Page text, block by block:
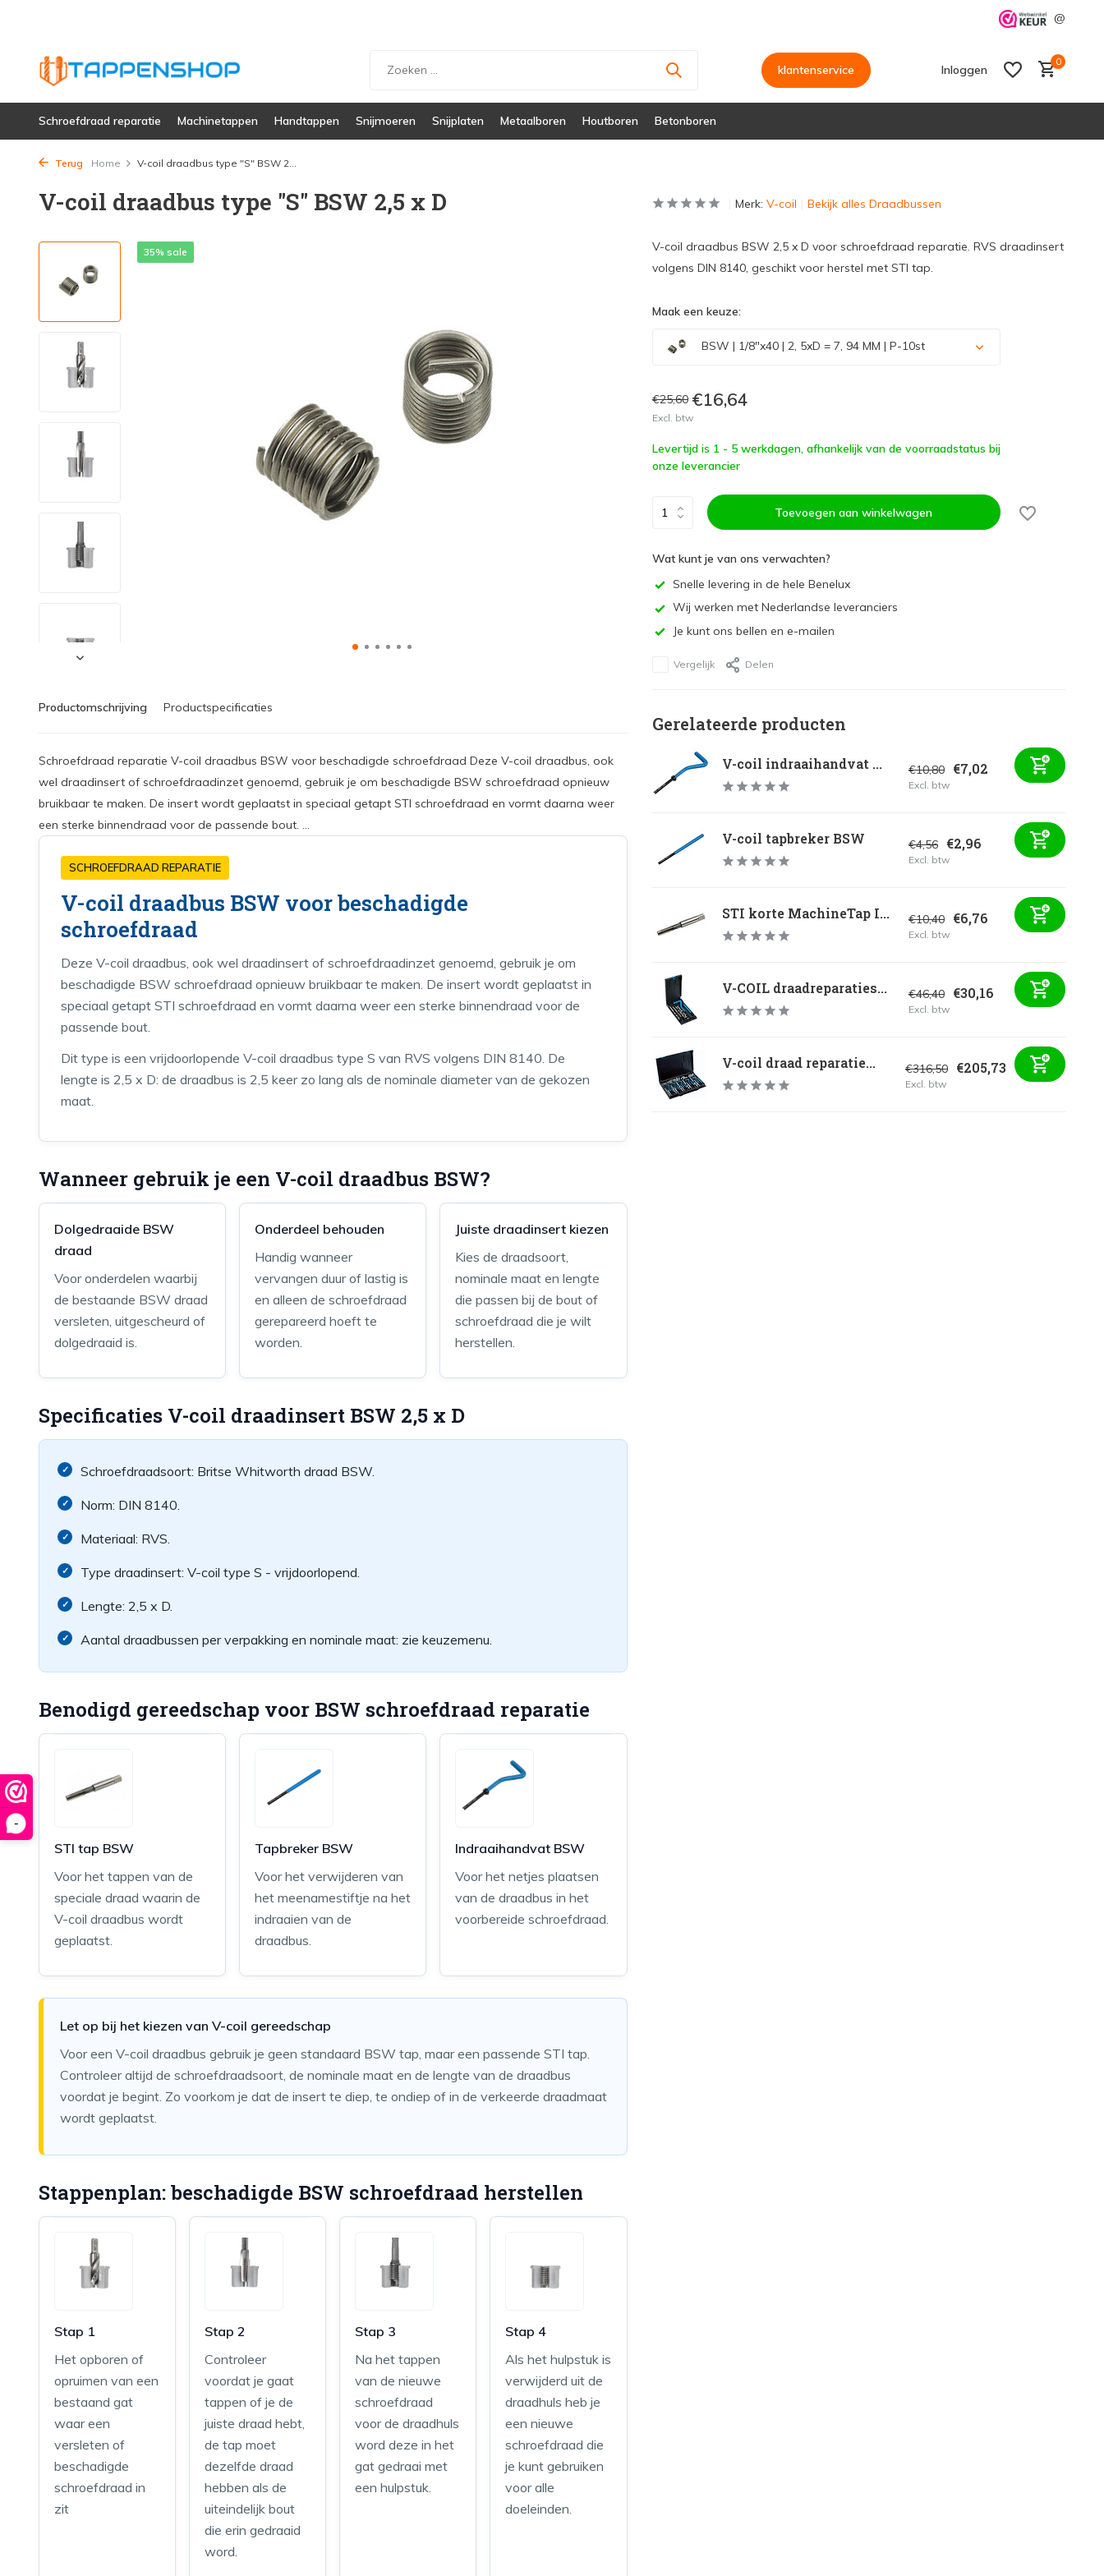
-
@
klantenservice Inloggen
0
Schroefdraad reparatie Machinetappen Handtappen Snijmoeren Snijplaten Metaalboren Houtboren Betonboren
Terug Home V-coil draadbus type "S" BSW 2...
V-coil draadbus type "S" BSW 2,5 x D
35% sale
Productomschrijving Productspecificaties
Schroefdraad reparatie V-coil draadbus BSW voor beschadigde schroefdraad Deze V-coil draadbus, ook
wel draadinsert of schroefdraadinzet genoemd, gebruik je om beschadigde BSW schroefdraad opnieuw
bruikbaar te maken. De insert wordt geplaatst in speciaal getapt STI schroefdraad en vormt daarna weer
een sterke binnendraad voor de passende bout. ...
SCHROEFDRAAD REPARATIE
V-coil draadbus BSW voor beschadigde
schroefdraad
Deze V-coil draadbus, ook wel draadinsert of schroefdraadinzet genoemd, gebruik je om
beschadigde BSW schroefdraad opnieuw bruikbaar te maken. De insert wordt geplaatst in
speciaal getapt STI schroefdraad en vormt daarna weer een sterke binnendraad voor de
passende bout.
Dit type is een vrijdoorlopende V-coil draadbus type S van RVS volgens DIN 8140. De
lengte is 2,5 x D: de draadbus is 2,5 keer zo lang als de nominale diameter van de gekozen
maat.
Wanneer gebruik je een V-coil draadbus BSW?
Dolgedraaide BSW
draad
Voor onderdelen waarbij
de bestaande BSW draad
versleten, uitgescheurd of
dolgedraaid is.
Onderdeel behouden
Handig wanneer
vervangen duur of lastig is
en alleen de schroefdraad
gerepareerd hoeft te
worden.
Juiste draadinsert kiezen
Kies de draadsoort,
nominale maat en lengte
die passen bij de bout of
schroefdraad die je wilt
herstellen.
Specificaties V-coil draadinsert BSW 2,5 x D
Schroefdraadsoort: Britse Whitworth draad BSW.
Norm: DIN 8140.
Materiaal: RVS.
Type draadinsert: V-coil type S - vrijdoorlopend.
Lengte: 2,5 x D.
Aantal draadbussen per verpakking en nominale maat: zie keuzemenu.
Benodigd gereedschap voor BSW schroefdraad reparatie
STI tap BSW
Voor het tappen van de
speciale draad waarin de
V-coil draadbus wordt
geplaatst.
Tapbreker BSW
Voor het verwijderen van
het meenamestiftje na het
indraaien van de
draadbus.
Indraaihandvat BSW
Voor het netjes plaatsen
van de draadbus in het
voorbereide schroefdraad.
Let op bij het kiezen van V-coil gereedschap
Voor een V-coil draadbus gebruik je geen standaard BSW tap, maar een passende STI tap.
Controleer altijd de schroefdraadsoort, de nominale maat en de lengte van de draadbus
voordat je begint. Zo voorkom je dat de insert te diep, te ondiep of in de verkeerde draadmaat
wordt geplaatst.
Stappenplan: beschadigde BSW schroefdraad herstellen
Stap 1
Het opboren of
opruimen van een
bestaand gat
waar een
versleten of
beschadigde
schroefdraad in
zit
Stap 2
Controleer
voordat je gaat
tappen of je de
juiste draad hebt,
de tap moet
dezelfde draad
hebben als de
uiteindelijk bout
die erin gedraaid
word.
Stap 3
Na het tappen
van de nieuwe
schroefdraad
voor de draadhuls
word deze in het
gat gedraai met
een hulpstuk.
Stap 4
Als het hulpstuk is
verwijderd uit de
draadhuls heb je
een nieuwe
schroefdraad die
je kunt gebruiken
voor alle
doeleinden.
Merk: V-coil Bekijk alles Draadbussen
V-coil draadbus BSW 2,5 x D voor schroefdraad reparatie. RVS draadinsert
volgens DIN 8140, geschikt voor herstel met STI tap.
Maak een keuze:
BSW | 1/8"x40 | 2, 5xD = 7, 94 MM | P-10st
€25,60 €16,64
Excl. btw
Levertijd is 1 - 5 werkdagen, afhankelijk van de voorraadstatus bij
onze leverancier
Toevoegen aan winkelwagen
Wat kunt je van ons verwachten?
Snelle levering in de hele Benelux
Wij werken met Nederlandse leveranciers
Je kunt ons bellen en e-mailen
Vergelijk Delen
Gerelateerde producten
V-coil indraaihandvat ... €10,80 €7,02
Excl. btw
V-coil tapbreker BSW €4,56 €2,96
Excl. btw
STI korte MachineTap I... €10,40 €6,76
Excl. btw
V-COIL draadreparaties... €46,40 €30,16
Excl. btw
V-coil draad reparatie... €316,50 €205,73
Excl. btw